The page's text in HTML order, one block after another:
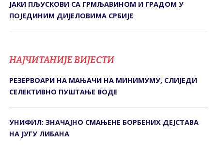
ЈАКИ ПЉУСКОВИ СА ГРМЉАВИНОМ И ГРАДОМ У
ПОЈЕДИНИМ ДИЈЕЛОВИМА СРБИЈЕ
НАЈЧИТАНИЈЕ ВИЈЕСТИ
РЕЗЕРВОАРИ НА МАЊАЧИ НА МИНИМУМУ, СЛИЈЕДИ
СЕЛЕКТИВНО ПУШТАЊЕ ВОДЕ
УНИФИЛ: ЗНАЧАЈНО СМАЊЕНЕ БОРБЕНИХ ДЕЈСТАВА
НА ЈУГУ ЛИБАНА